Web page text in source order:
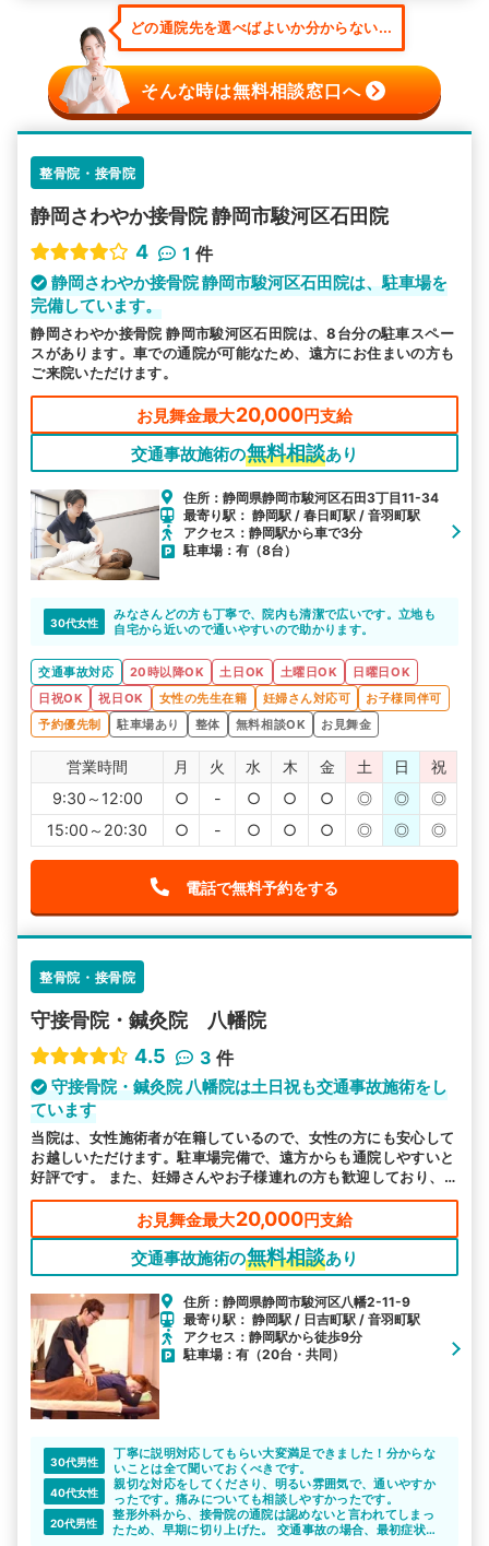
どの通院先を選べばよいか分からない...
そんな時は無料相談窓口へ
整骨院・接骨院
静岡さわやか接骨院 静岡市駿河区石田院
4
1 件
静岡さわやか接骨院 静岡市駿河区石田院は、駐車場を
完備しています。
静岡さわやか接骨院 静岡市駿河区石田院は、8台分の駐車スペー
スがあります。車での通院が可能なため、遠方にお住まいの方も
ご来院いただけます。
お見舞金最大20,000円支給
交通事故施術の無料相談あり
住所：静岡県静岡市駿河区石田3丁目11-34
最寄り駅： 静岡駅 / 春日町駅 / 音羽町駅
アクセス：静岡駅から車で3分
駐車場：有（8台）
30代女性
みなさんどの方も丁寧で、院内も清潔で広いです。立地も
自宅から近いので通いやすいので助かります。
交通事故対応 20時以降OK 土日OK 土曜日OK
日曜日OK
日祝OK
祝日OK 女性の先生在籍 妊婦さん対応可
お子様同伴可
予約優先制
駐車場あり 整体 無料相談OK お見舞金
営業時間 月 火 水 木 金 土 日
祝
9:30～12:00
○ - ○ ○ ○ ◎ ◎
◎
15:00～20:30
○ - ○ ○ ○ ◎ ◎ ◎
電話で無料予約をする
整骨院・接骨院
守接骨院・鍼灸院 八幡院
4.5
3 件
守接骨院・鍼灸院 八幡院は土日祝も交通事故施術をし
ています
当院は、女性施術者が在籍しているので、女性の方にも安心して
お越しいただけます。駐車場完備で、遠方からも通院しやすいと
好評です。 また、妊婦さんやお子様連れの方も歓迎しており、
土曜や日曜や祝日も営業しておりますのでお気軽にお越しくださ
お見舞金最大20,000円支給
交通事故施術の無料相談あり
住所：静岡県静岡市駿河区八幡2-11-9
最寄り駅： 静岡駅 / 日吉町駅 / 音羽町駅
アクセス：静岡駅から徒歩9分
駐車場：有（20台・共同）
30代男性
丁寧に説明対応してもらい大変満足できました！分からな
いことは全て聞いておくべきです。
40代女性
親切な対応をしてくださり、明るい雰囲気で、通いやすか
ったです。痛みについても相談しやすかったです。
20代男性
整形外科から、接骨院の通院は認めないと言われてしまっ
たため、早期に切り上げた。 交通事故の場合、最初症状が